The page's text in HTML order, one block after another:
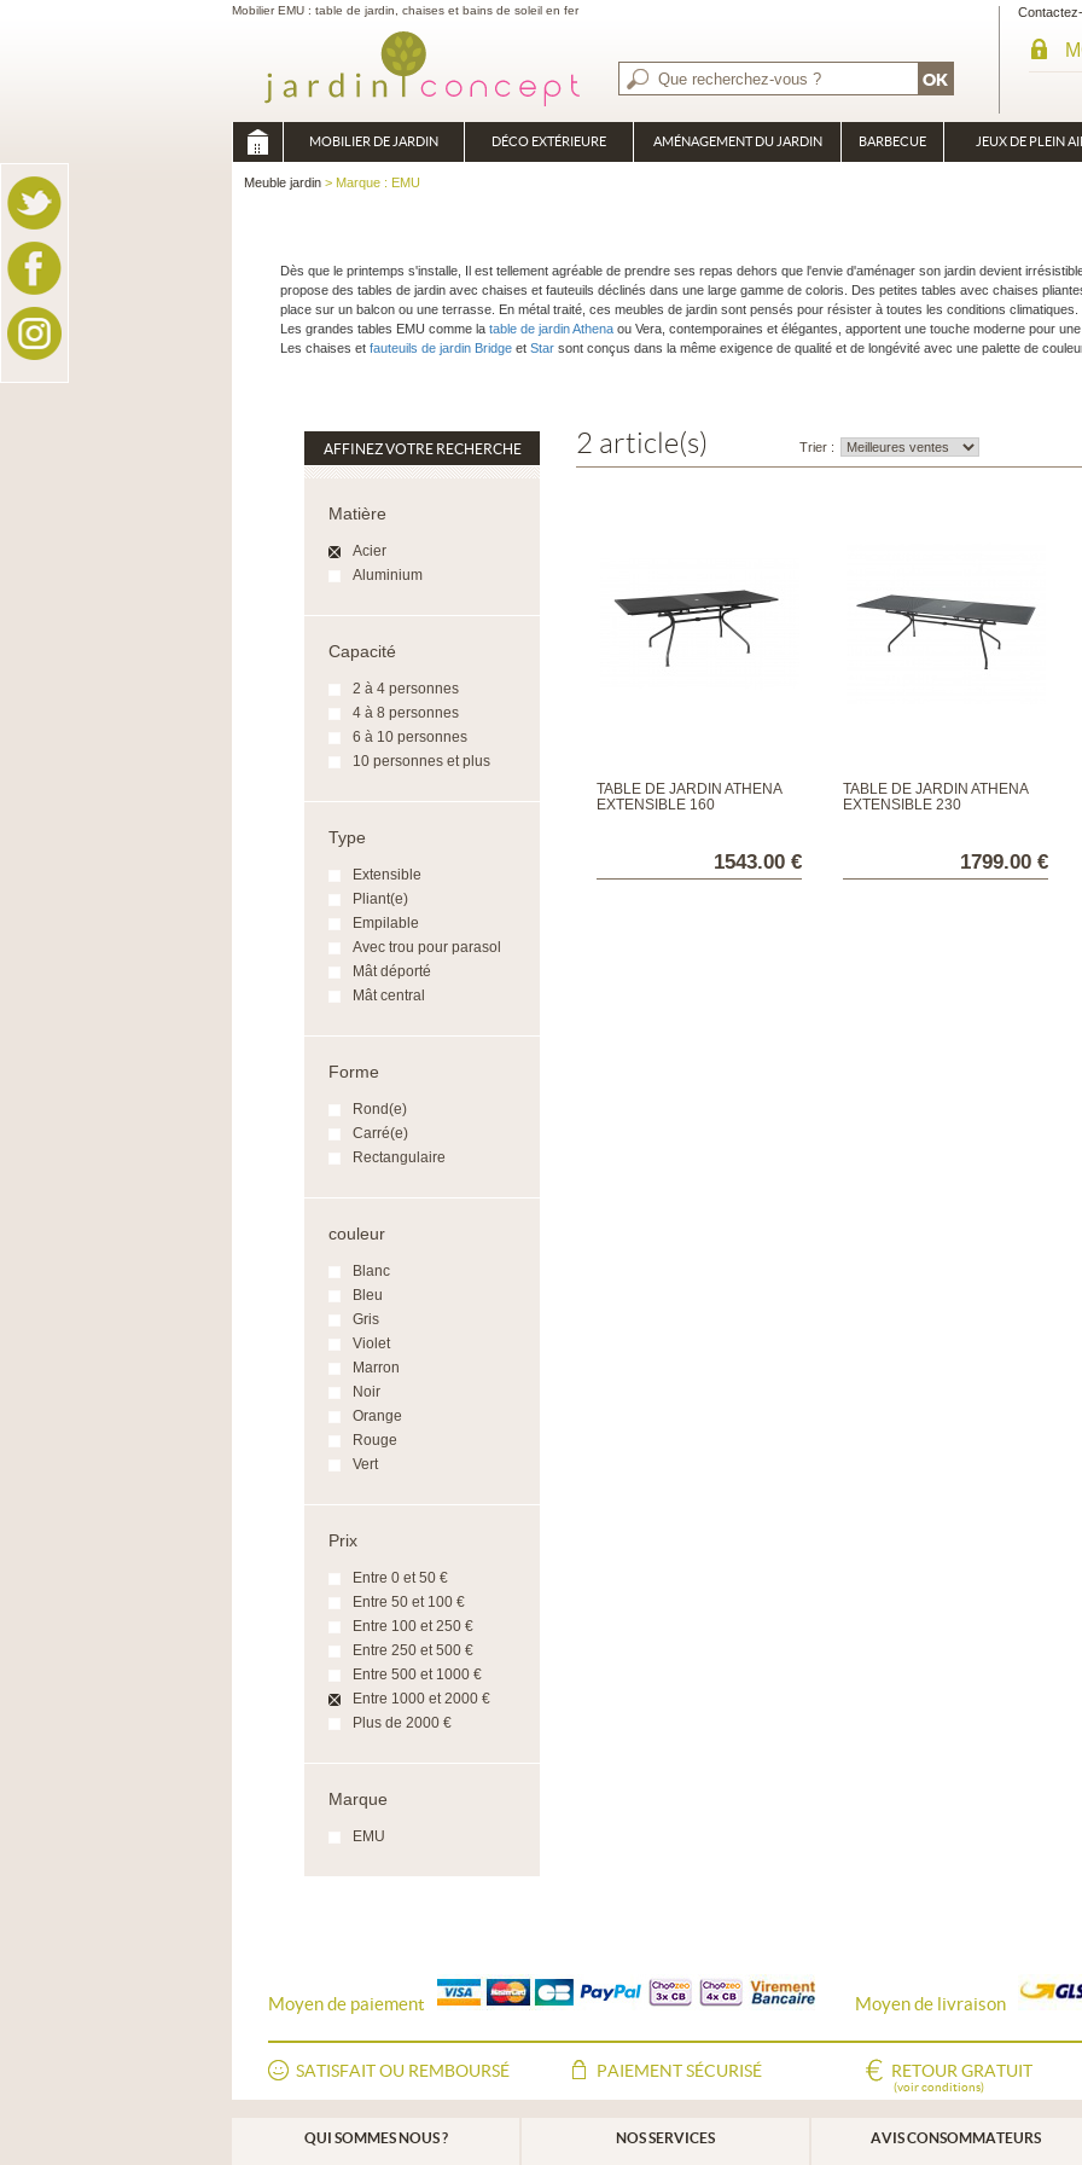
Mobilier EMU : table de jardin, chaises et bains de soleil en fer
MOBILIER DE JARDIN DÉCO EXTÉRIEURE AMÉNAGEMENT DU JARDIN BARBECUE JEUX DE PLEIN
Meuble jardin > Marque : EMU
Dès que le printemps s'installe, Il est tellement agréable de prendre ses repas dehors que l'envie d'aménager son jardin devient
propose des tables de jardin avec chaises et fauteuils déclinés dans une large gamme de coloris. Des petites tables avec chaises
place sur un balcon ou une terrasse. En métal traité, ces meubles de jardin sont pensés pour résister à toutes les conditions climatiques.
Les grandes tables EMU comme la table de jardin Athena ou Vera, contemporaines et élégantes, apportent une touche moderne pour
Les chaises et fauteuils de jardin Bridge et Star sont conçus dans la même exigence de qualité et de longévité avec une palette de
AFFINEZ VOTRE RECHERCHE
Matière
Acier
Aluminium
Capacité
2 à 4 personnes
4 à 8 personnes
6 à 10 personnes
10 personnes et plus
Type
Extensible
Pliant(e)
Empilable
Avec trou pour parasol
Mât déporté
Mât central
Forme
Rond(e)
Carré(e)
Rectangulaire
couleur
Blanc
Bleu
Gris
Violet
Marron
Noir
Orange
Rouge
Vert
Prix
Entre 0 et 50 €
Entre 50 et 100 €
Entre 100 et 250 €
Entre 250 et 500 €
Entre 500 et 1000 €
Entre 1000 et 2000 €
Plus de 2000 €
Marque
EMU
2 article(s) Trier :
TABLE DE JARDIN ATHENA
EXTENSIBLE 160
1543.00 €
TABLE DE JARDIN ATHENA
EXTENSIBLE 230
1799.00 €
Moyen de paiement Moyen de livraison
SATISFAIT OU REMBOURSÉ PAIEMENT SÉCURISÉ RETOUR GRATUIT
(voir conditions)
QUI SOMMES NOUS ? NOS SERVICES AVIS CONSOMMATEURS